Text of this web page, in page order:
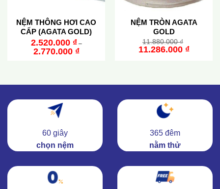
NỆM THÔNG HƠI CAO
CẤP (AGATA GOLD)
2.520.000 ₫–
2.770.000 ₫
NỆM TRÒN AGATA
GOLD
11.880.000₫
Original
price
11.286.000 ₫Current
price
60 giây
chọn nệm
365 đêm
nằm thử